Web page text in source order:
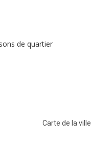
de quartier
Carte de la ville